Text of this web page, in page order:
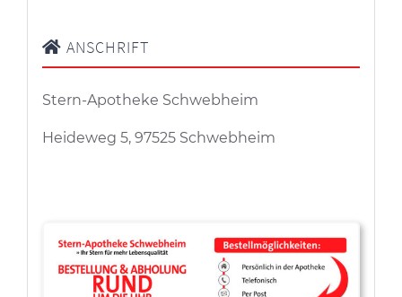
ANSCHRIFT
Stern-Apotheke Schwebheim
Heideweg 5, 97525 Schwebheim